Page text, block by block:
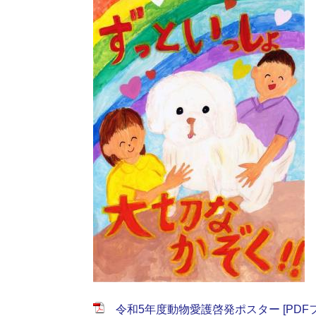
令和5年度動物愛護啓発ポスター [PDF